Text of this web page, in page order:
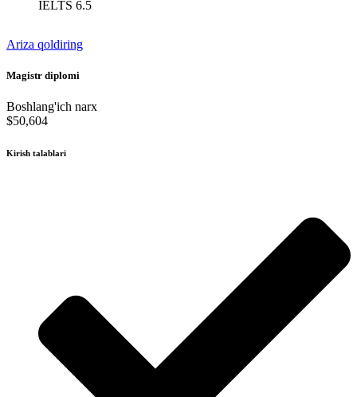
IELTS 6.5
Ariza qoldiring
Magistr diplomi
Boshlang'ich narx
$50,604
Kirish talablari